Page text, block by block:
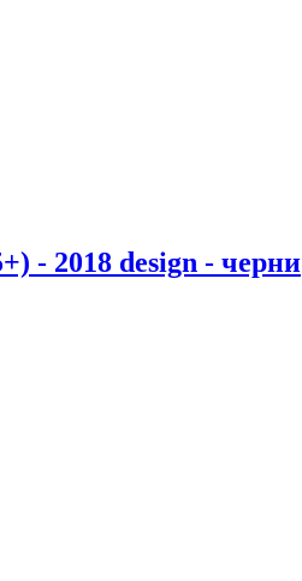
- 2018 design - черни